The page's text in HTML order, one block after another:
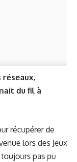
réseaux,
du fil à
récupérer de
lors des Jeux
toujours pas pu